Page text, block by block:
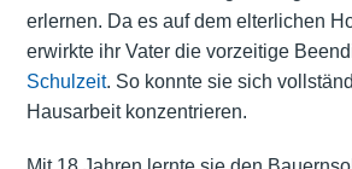
erlernen. Da es auf dem elterlichen
erwirkte ihr Vater die vorzeitige
Schulzeit. So konnte sie sich
Hausarbeit konzentrieren.